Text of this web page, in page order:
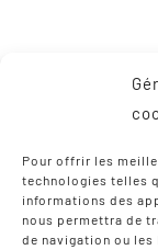
Pour offrir les
technologies telles
informations des
nous permettra de
de navigation ou les
CONTACT